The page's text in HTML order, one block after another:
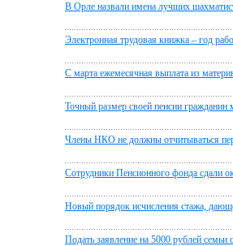
В Орле назвали имена лучших
Электронная трудовая книжка – год
С марта ежемесячная выплата из
Точный размер своей пенсии
Члены НКО не должны отчитываться
Сотрудники Пенсионного фонда сдали
Новый порядок исчисления стажа,
Подать заявление на 5000 рублей семьи